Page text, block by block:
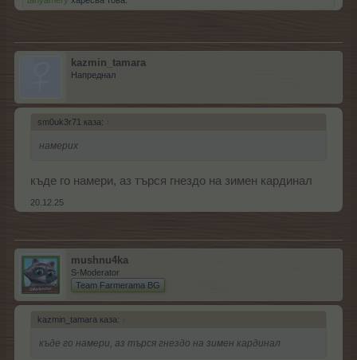
kazmin_tamara
Напреднал
sm0uk3r71 каза: ↑
намерих
къде го намери, аз търся гнездо на зимен кардинал
20.12.25
mushnu4ka
S-Moderator
Team Farmerama BG
kazmin_tamara каза: ↑
къде го намери, аз търся гнездо на зимен кардинал